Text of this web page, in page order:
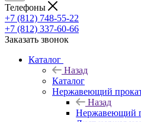
Телефоны
+7 (812) 748-55-22
+7 (812) 337-60-66
Заказать звонок
Каталог
Назад
Каталог
Нержавеющий
Назад
Нержавеющий